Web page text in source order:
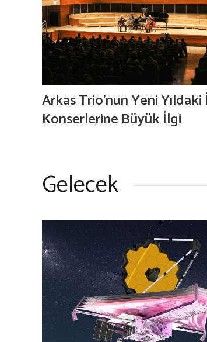
Arkas Trio’nun Yeni
Konserlerine Büyük İlgi
Gelecek